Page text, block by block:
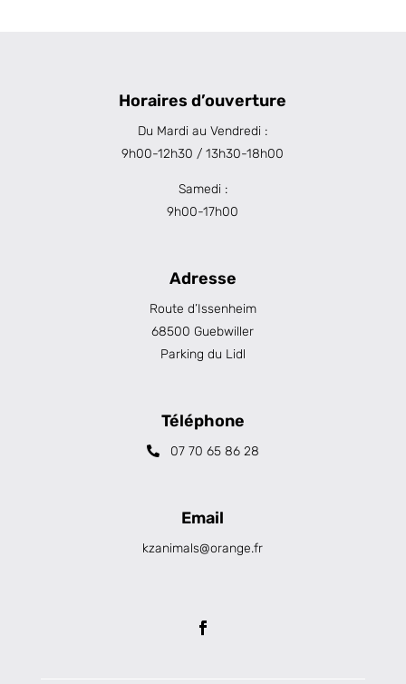
Horaires d’ouverture
Du Mardi au Vendredi :
9h00-12h30 / 13h30-18h00
Samedi :
9h00-17h00
Adresse
Route d’Issenheim
68500 Guebwiller
Parking du Lidl
Téléphone
07 70 65 86 28
Email
kzanimals@orange.fr